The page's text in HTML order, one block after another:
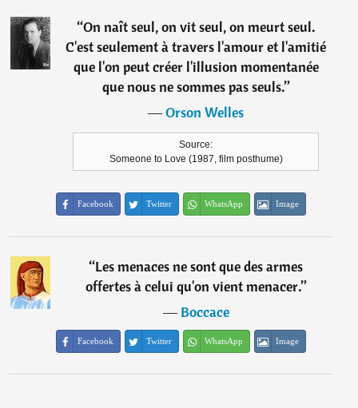
“On naît seul, on vit seul, on meurt seul.
C'est seulement à travers l'amour et l'amitié
que l'on peut créer l'illusion momentanée
que nous ne sommes pas seuls.”
―Orson Welles
Source:
Someone to Love (1987, film posthume)
Facebook Twitter WhatsApp Image
“Les menaces ne sont que des armes
offertes à celui qu'on vient menacer.”
―Boccace
Facebook Twitter WhatsApp Image